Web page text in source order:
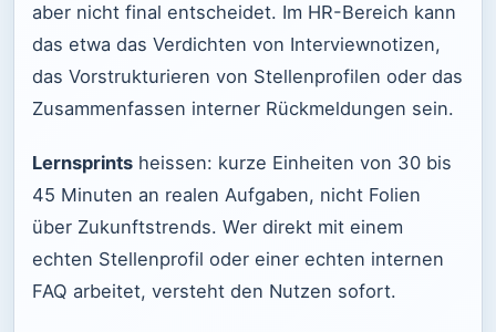
aber nicht final entscheidet. Im HR-Bereich kann
das etwa das Verdichten von Interviewnotizen,
das Vorstrukturieren von Stellenprofilen oder das
Zusammenfassen interner Rückmeldungen sein.
Lernsprints heissen: kurze Einheiten von 30 bis
45 Minuten an realen Aufgaben, nicht Folien
über Zukunftstrends. Wer direkt mit einem
echten Stellenprofil oder einer echten internen
FAQ arbeitet, versteht den Nutzen sofort.